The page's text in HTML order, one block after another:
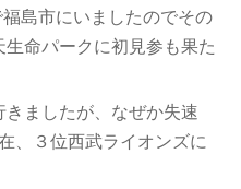
島市にいましたのでその
命パークに初見参も果た
ましたが、なぜか失速
、３位西武ライオンズに